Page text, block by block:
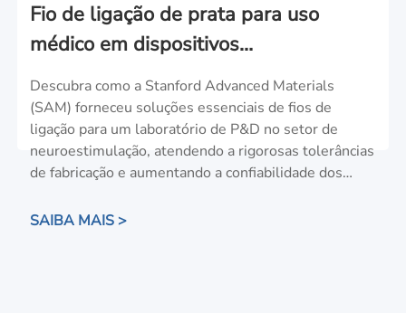
Fio de ligação de prata para uso
médico em dispositivos
neuroestimuladores
Descubra como a Stanford Advanced Materials
(SAM) forneceu soluções essenciais de fios de
ligação para um laboratório de P&D no setor de
neuroestimulação, atendendo a rigorosas tolerâncias
de fabricação e aumentando a confiabilidade dos
SAIBA MAIS >